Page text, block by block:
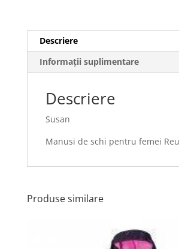
Descriere
Informații suplimentare
Descriere
Susan
Manusi de schi pentru femei
Produse similare